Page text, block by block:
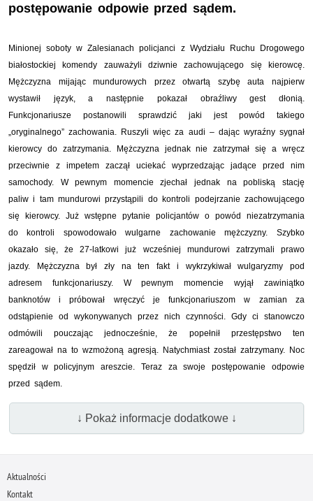
postępowanie odpowie przed sądem.
Minionej soboty w Zalesianach policjanci z Wydziału Ruchu Drogowego
białostockiej komendy zauważyli dziwnie zachowującego się kierowcę.
Mężczyzna mijając mundurowych przez otwartą szybę auta najpierw
wystawił język, a następnie pokazał obraźliwy gest dłonią.
Funkcjonariusze postanowili sprawdzić jaki jest powód takiego
„oryginalnego” zachowania. Ruszyli więc za audi – dając wyraźny sygnał
kierowcy do zatrzymania. Mężczyzna jednak nie zatrzymał się a wręcz
przeciwnie z impetem zaczął uciekać wyprzedzając jadące przed nim
samochody. W pewnym momencie zjechał jednak na pobliską stację
paliw i tam mundurowi przystąpili do kontroli podejrzanie zachowującego
się kierowcy. Już wstępne pytanie policjantów o powód niezatrzymania
do kontroli spowodowało wulgarne zachowanie mężczyzny. Szybko
okazało się, że 27-latkowi już wcześniej mundurowi zatrzymali prawo
jazdy. Mężczyzna był zły na ten fakt i wykrzykiwał wulgaryzmy pod
adresem funkcjonariuszy. W pewnym momencie wyjął zawiniątko
banknotów i próbował wręczyć je funkcjonariuszom w zamian za
odstąpienie od wykonywanych przez nich czynności. Gdy ci stanowczo
odmówili pouczając jednocześnie, że popełnił przestępstwo ten
zareagował na to wzmożoną agresją. Natychmiast został zatrzymany. Noc
spędził w policyjnym areszcie. Teraz za swoje postępowanie odpowie
przed sądem.
↓ Pokaż informacje dodatkowe ↓
Aktualności
Kontakt